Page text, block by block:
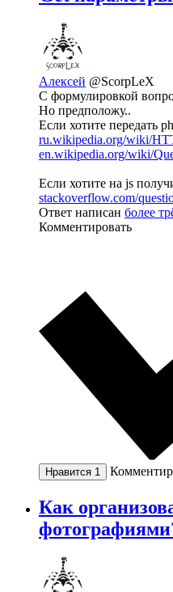
Алексей @ScorpLeX
С формулировкой
Но предположу..
Если хотите передать
ru.wikipedia.org/wiki/
en.wikipedia.org/wiki/
Если хотите на js
stackoverflow.com/
Ответ написан более
Комментировать
Нравится 1
Как